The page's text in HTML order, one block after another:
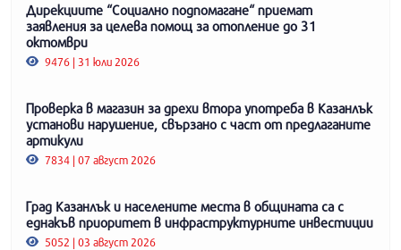
Дирекциите “Социално подпомагане“ приемат
заявления за целева помощ за отопление до 31
октомври
9476 | 31 юли 2026
Проверка в магазин за дрехи втора употреба в Казанлък
установи нарушение, свързано с част от предлаганите
артикули
7834 | 07 август 2026
Град Казанлък и населените места в общината са с
еднакъв приоритет в инфраструктурните инвестиции
5052 | 03 август 2026